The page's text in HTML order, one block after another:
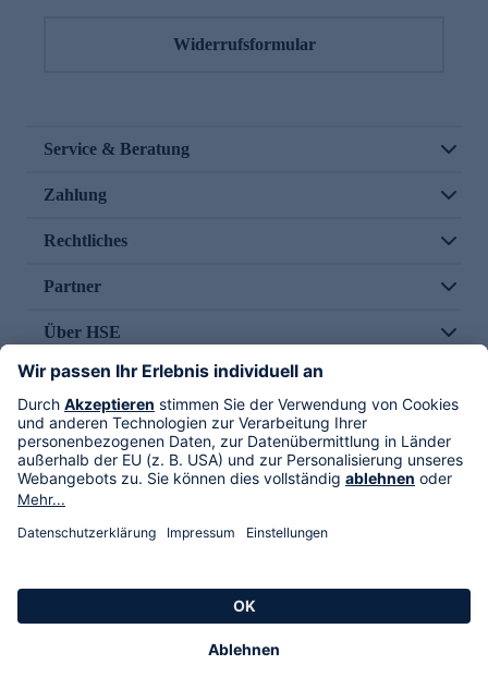
Widerrufsformular
Service & Beratung
Zahlung
Rechtliches
Partner
Über HSE
Im TV
HSE International